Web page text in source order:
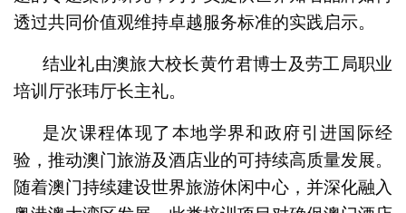
透过共同价值观维持卓越服务标准的实践启示。
结业礼由澳旅大校长黄竹君博士及劳工局职业
培训厅张玮厅长主礼。
是次课程体现了本地学界和政府引进国际经
验，推动澳门旅游及酒店业的可持续高质量发展。
随着澳门持续建设世界旅游休闲中心，并深化融入